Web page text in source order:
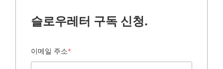
슬로우레터 구독 신청.
이메일 주소*